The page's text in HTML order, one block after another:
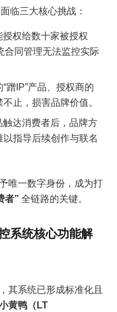
临三大核心挑战：
授权给数十家被授权
合同管理无法监控实际
蹭IP”产品、授权商的
止，损害品牌价值。
触达消费者后，品牌方
指导后续创作与联名
唯一数字身份，成为打
者” 全链路的关键。
系统核心功能解
其系统已形成标准化且
黄鸭（LT